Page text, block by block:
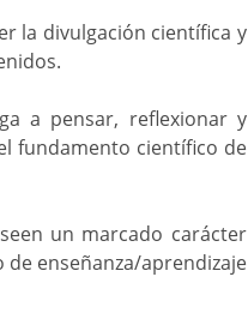
la divulgación científica y
a pensar, reflexionar y
fundamento científico de
un marcado carácter
enseñanza/aprendizaje